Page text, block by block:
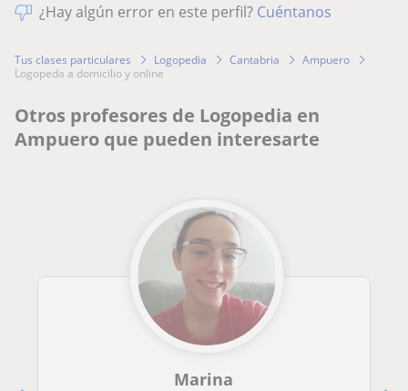
¿Hay algún error en este perfil? Cuéntanos
Tus clases particulares Logopedia Cantabria
Ampuero
logopeda a domicilio y online
Otros profesores de Logopedia en
Ampuero que pueden interesarte
Marina